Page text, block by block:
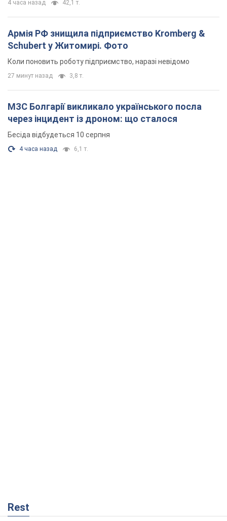
4 часа назад 42,1 т.
Армія РФ знищила підприємство Kromberg &
Schubert у Житомирі. Фото
Коли поновить роботу підприємство, наразі невідомо
27 минут назад 3,8 т.
МЗС Болгарії викликало українського посла
через інцидент із дроном: що сталося
Бесіда відбудеться 10 серпня
4 часа назад 6,1 т.
Rest